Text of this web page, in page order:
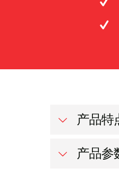
产品特
产品参